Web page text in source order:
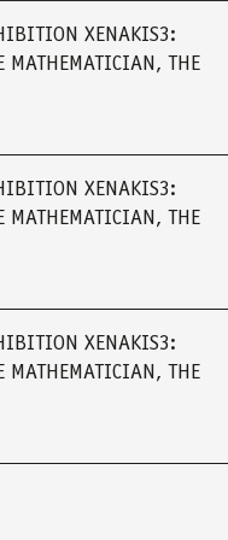
XENAKIS3:
MATHEMATICIAN, THE
XENAKIS3:
MATHEMATICIAN, THE
XENAKIS3:
MATHEMATICIAN, THE